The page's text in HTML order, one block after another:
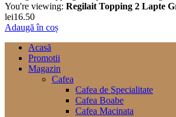
You're viewing: Regilait Topping 2 Lapte
lei16.50
Adaugă în coș
Acasă
Promotii
Magazin
Cafea
Cafea de Specialitate
Cafea Boabe
Cafea Macinata